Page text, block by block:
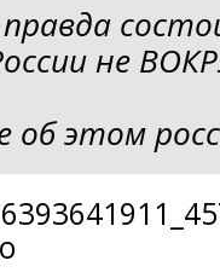
правда
не
об этом